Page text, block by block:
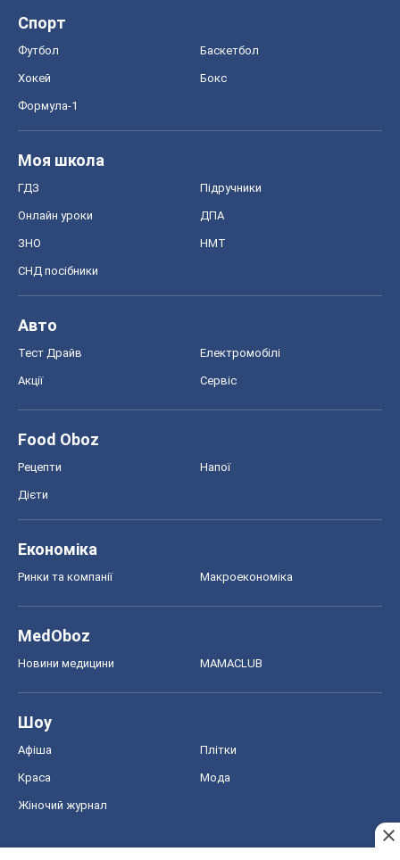
Спорт
Футбол Баскетбол
Хокей Бокс
Формула-1
Моя школа
ГДЗ Підручники
Онлайн уроки ДПА
ЗНО НМТ
СНД посібники
Авто
Тест Драйв Електромобілі
Акції Сервіс
Food Oboz
Рецепти Напої
Дієти
Економіка
Ринки та компанії Макроекономіка
MedOboz
Новини медицини MAMACLUB
Шоу
Афіша Плітки
Краса Мода
Жіночий журнал